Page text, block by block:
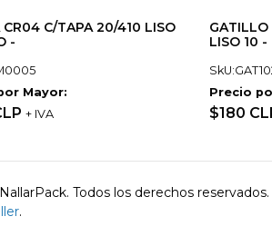
CR04 C/TAPA 20/410 LISO
-
Mayor:
+ IVA
LISO 10 -
Precio
$180
Todos los derechos reservados.
.